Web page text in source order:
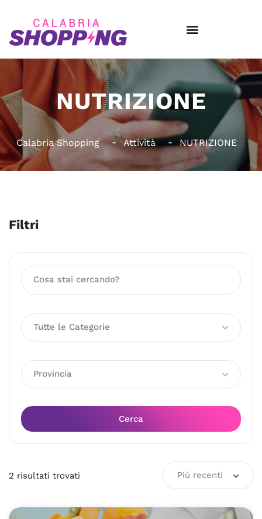
NUTRIZIONE
Calabria Shopping Attività NUTRIZIONE
Filtri
Tutte le Categorie
Provincia
Cerca
2 risultati trovati Più recenti